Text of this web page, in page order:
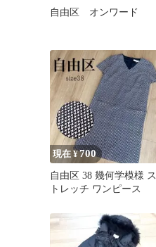
自由区 オンワード
現在 ¥700
自由区 38 幾何学模様 ス
トレッチ ワンピース